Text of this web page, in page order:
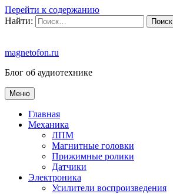
Перейти к содержанию
Найти:
magnetofon.ru
Блог об аудиотехнике
Меню
Главная
Механика
ЛПМ
Магнитные головки
Прижимные ролики
Датчики
Электроника
Усилители воспроизведения